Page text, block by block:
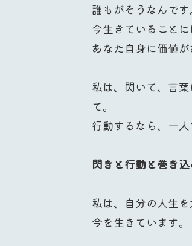
誰もがそうなんです
今生きていることに
あなた自身に価値が
私は、閃いて、言
て。
行動するなら、一
閃きと行動と巻き込
私は、自分の人生を
今を生きています。